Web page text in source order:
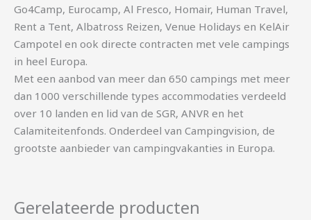
Go4Camp, Eurocamp, Al Fresco, Homair, Human Travel,
Rent a Tent, Albatross Reizen, Venue Holidays en KelAir
Campotel en ook directe contracten met vele campings
in heel Europa.
Met een aanbod van meer dan 650 campings met meer
dan 1000 verschillende types accommodaties verdeeld
over 10 landen en lid van de SGR, ANVR en het
Calamiteitenfonds. Onderdeel van Campingvision, de
grootste aanbieder van campingvakanties in Europa.
Gerelateerde producten